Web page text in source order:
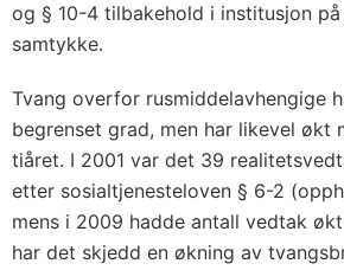
og § 10-4 tilbakehold i institusjon
samtykke.
Tvang overfor rusmiddelavhengige
begrenset grad, men har likevel økt
tiåret. I 2001 var det 39
etter sosialtjenesteloven § 6-2
mens i 2009 hadde antall vedtak
har det skjedd en økning av